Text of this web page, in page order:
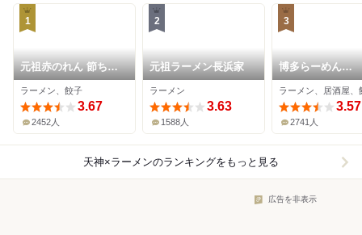
1
元祖赤のれん 節ちゃ
んラーメン 天神本店
ラーメン、餃子
3.67
2452人
2
元祖ラーメン長浜家
ラーメン
3.63
1588人
3
博多らーめん
ShinShin 天神本
ラーメン、居酒屋、
3.57
2741人
天神×ラーメンのランキングをもっと見る
広告を非表示